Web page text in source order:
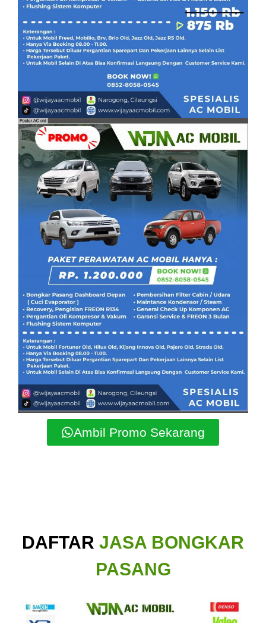
Ambil Promo Sekarang
DAFTAR JASA BONGKAR
PASANG